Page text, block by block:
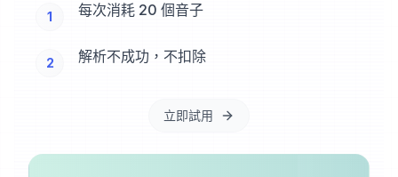
1 每次消耗 20 個音子
2 解析不成功，不扣除
立即試用